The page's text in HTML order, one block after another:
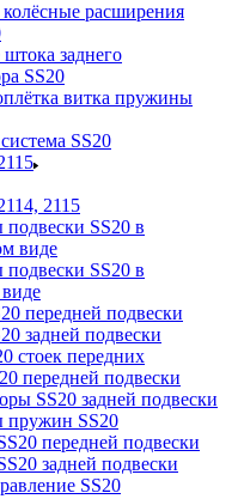
расширения
заднего
SS20
витка пружины
SS20
2115
SS20 в
виде
SS20 в
передней подвески
задней подвески
стоек передних
передней подвески
SS20 задней подвески
пружин SS20
передней подвески
задней подвески
SS20